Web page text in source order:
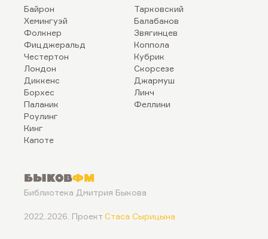
Байрон
Хемингуэй
Фолкнер
Фицджеральд
Честертон
Лондон
Диккенс
Борхес
Паланик
Роулинг
Кинг
Капоте
Тарковский
Балабанов
Звягинцев
Коппола
Кубрик
Скорсезе
Джармуш
Линч
Феллини
БыковФМ
Библиотека Дмитрия Быкова
2022..2026. Проект Стаса Сырицына